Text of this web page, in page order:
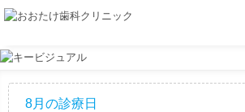
8月の診療日